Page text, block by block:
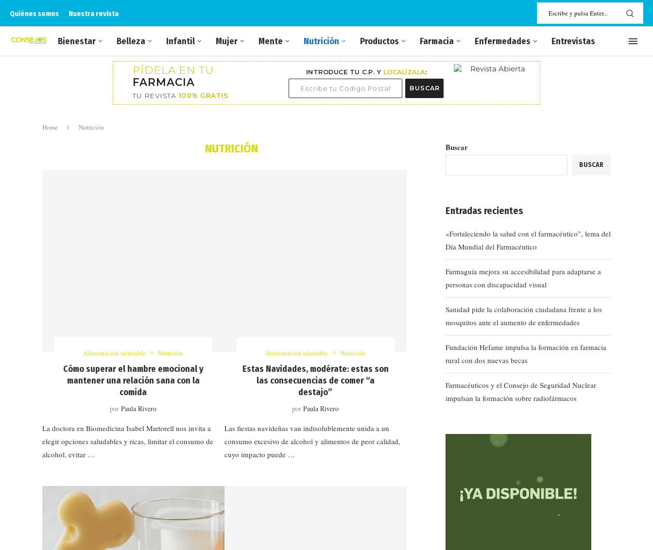
Quiénes somos Nuestra revista
Bienestar Belleza Infantil Mujer Mente Nutrición Productos Farmacia Enfermedades Entrevistas
PÍDELA EN TU
FARMACIA
TU REVISTA 100% GRATIS
INTRODUCE TU C.P. Y LOCALÍZALA:
BUSCAR
Home Nutrición
NUTRICIÓN
Alimentación saludable Nutrición
Cómo superar el hambre emocional y
mantener una relación sana con la
comida
porPaula Rivero
La doctora en Biomedicina Isabel Martorell nos invita a
elegir opciones saludables y ricas, limitar el consumo de
alcohol, evitar …
Alimentación saludable Nutrición
Estas Navidades, modérate: estas son
las consecuencias de comer “a
destajo”
porPaula Rivero
Las fiestas navideñas van indisolublemente unida a un
consumo excesivo de alcohol y alimentos de peor calidad,
cuyo impacto puede …
Buscar
BUSCAR
Entradas recientes
«Fortaleciendo la salud con el farmacéutico”, lema del
Día Mundial del Farmacéutico
Farmaguia mejora su accesibilidad para adaptarse a
personas con discapacidad visual
Sanidad pide la colaboración ciudadana frente a los
mosquitos ante el aumento de enfermedades
Fundación Hefame impulsa la formación en farmacia
rural con dos nuevas becas
Farmacéuticos y el Consejo de Seguridad Nuclear
impulsan la formación sobre radiofármacos